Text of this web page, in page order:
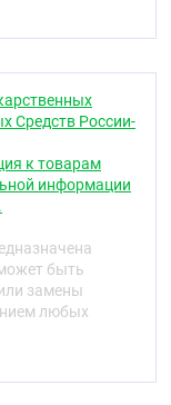
тела.
водой до
Во
грелку
пробки
Средств России-
к товарам
информации
быть
замены
любых